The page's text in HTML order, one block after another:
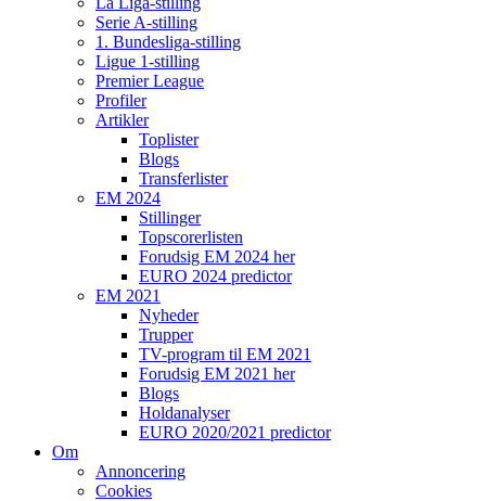
Serie A-stilling
1. Bundesliga-stilling
Ligue 1-stilling
Premier League
Profiler
Artikler
Toplister
Blogs
Transferlister
EM 2024
Stillinger
Topscorerlisten
Forudsig EM 2024 her
EURO 2024 predictor
EM 2021
Nyheder
Trupper
TV-program til EM 2021
Forudsig EM 2021 her
Blogs
Holdanalyser
EURO 2020/2021 predictor
Om
Annoncering
Cookies